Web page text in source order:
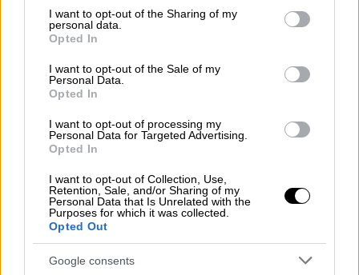
not limited to your visit or usage behaviour. You may click to
grant or deny consent to Google and its third-party tags to
use your data for below specified purposes in below Google
consent section.
I want to opt-out of the Sharing of my
personal data.
Opted In
I want to opt-out of the Sale of my
Personal Data.
Opted In
I want to opt-out of processing my
Personal Data for Targeted Advertising.
Opted In
I want to opt-out of Collection, Use,
Retention, Sale, and/or Sharing of my
Personal Data that Is Unrelated with the
Purposes for which it was collected.
Opted Out
Google consents
«Με λύπησε λίγο που ταλαιπωρήθηκαν και
δεν τους μίλησα, αλλά
δυστυχώς μέσα στη
κάποιοι που συσχέτισαν τη στροφή μου στον
χριστιανισμό με διαφημιστικό κόλπο
ανέφερε χαρακτηριστικά.